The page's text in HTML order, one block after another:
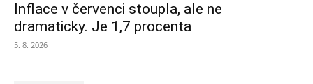
Inflace v červenci stoupla, ale ne
dramaticky. Je 1,7 procenta
5. 8. 2026